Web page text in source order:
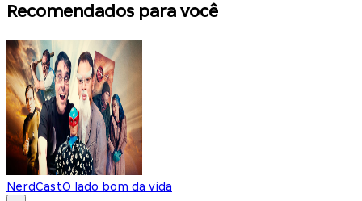
Recomendados para você
NerdCastO lado bom da vida